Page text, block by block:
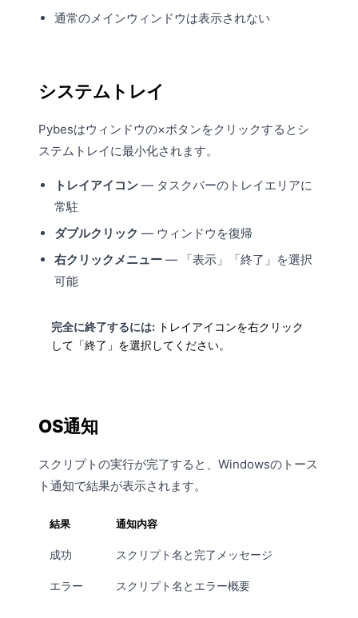
通常のメインウィンドウは表示されない
システムトレイ
Pybesはウィンドウの×ボタンをクリックするとシ
ステムトレイに最小化されます。
トレイアイコン — タスクバーのトレイエリアに
常駐
ダブルクリック — ウィンドウを復帰
右クリックメニュー — 「表示」「終了」を選択
可能
完全に終了するには: トレイアイコンを右クリック
して「終了」を選択してください。
OS通知
スクリプトの実行が完了すると、Windowsのトース
ト通知で結果が表示されます。
結果 通知内容
成功 スクリプト名と完了メッセージ
エラー スクリプト名とエラー概要